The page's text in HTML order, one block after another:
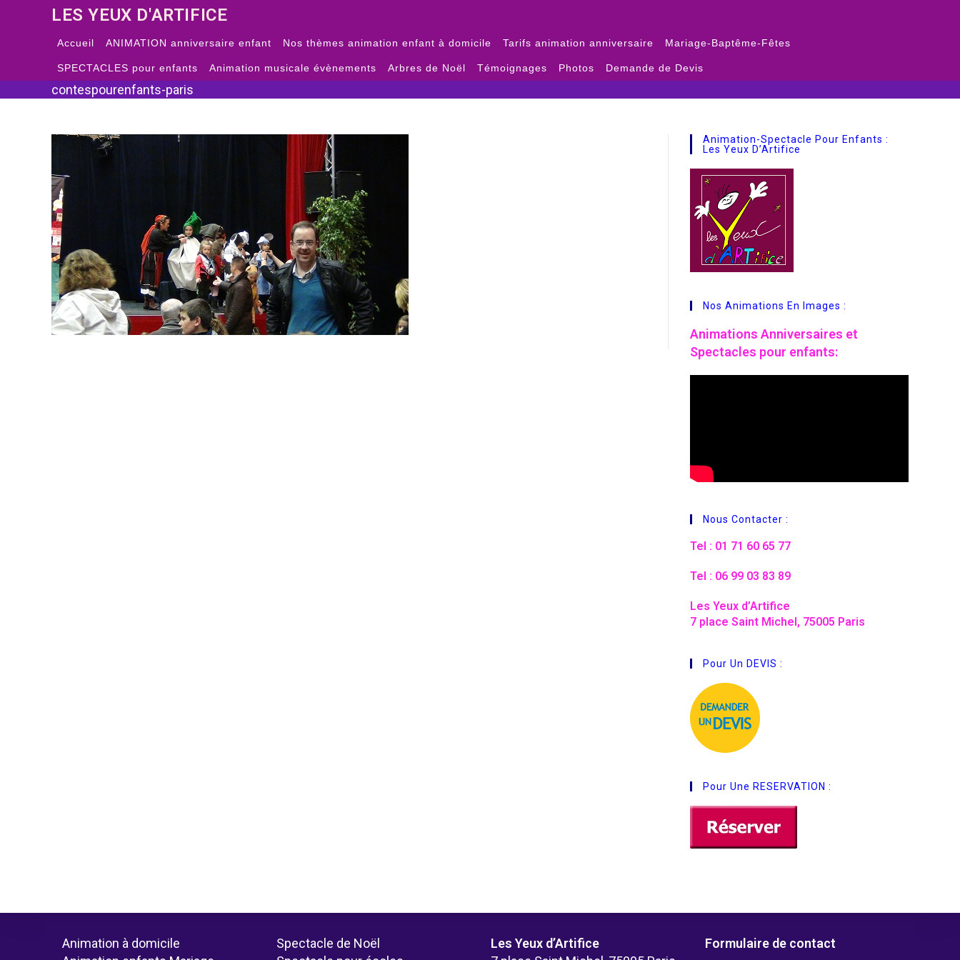
LES YEUX D'ARTIFICE
Accueil ANIMATION anniversaire enfant Nos thèmes animation enfant à domicile Tarifs animation anniversaire Mariage-Baptême-Fêtes
SPECTACLES pour enfants Animation musicale évènements Arbres de Noël Témoignages Photos Demande de Devis
contespourenfants-paris
Animation-Spectacle Pour Enfants :
Les Yeux D’Artifice
Nos Animations En Images :
Animations Anniversaires et
Spectacles pour enfants:
Nous Contacter :
Tel : 01 71 60 65 77
Tel : 06 99 03 83 89
Les Yeux d’Artifice
7 place Saint Michel, 75005 Paris
Pour Un DEVIS :
Pour Une RESERVATION :
Animation à domicile
Spectacle de Noël
Les Yeux d’Artifice
Formulaire de contact